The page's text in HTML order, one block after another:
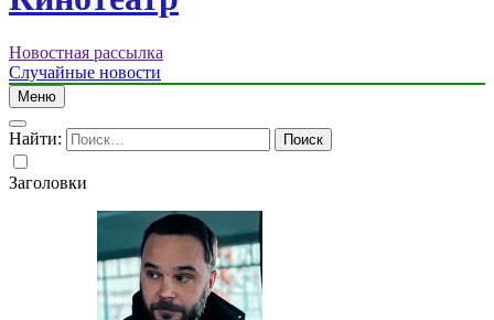
Новостная рассылка
Случайные новости
Меню
Найти:
Заголовки